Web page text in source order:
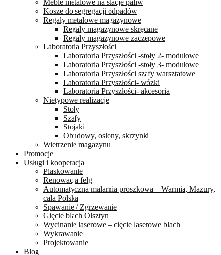
Meble metalowe na stacje paliw
Kosze do segregacji odpadów
Regały metalowe magazynowe
Regały magazynowe skręcane
Regały magazynowe zaczepowe
Laboratoria Przyszłości
Laboratoria Przyszłości -stoły 2- modułowe
Laboratoria Przyszłości -stoły 3- modułowe
Laboratoria Przyszłości szafy warsztatowe
Laboratoria Przyszłości- wózki
Laboratoria Przyszłości- akcesoria
Nietypowe realizacje
Stoły
Szafy
Stojaki
Obudowy, oslony, skrzynki
Wietrzenie magazynu
Promocje
Usługi i kooperacja
Piaskowanie
Renowacja felg
Automatyczna malarnia proszkowa – Warmia, Mazury,
cała Polska
Spawanie / Zgrzewanie
Gięcie blach Olsztyn
Wycinanie laserowe – cięcie laserowe blach
Wykrawanie
Projektowanie
Blog